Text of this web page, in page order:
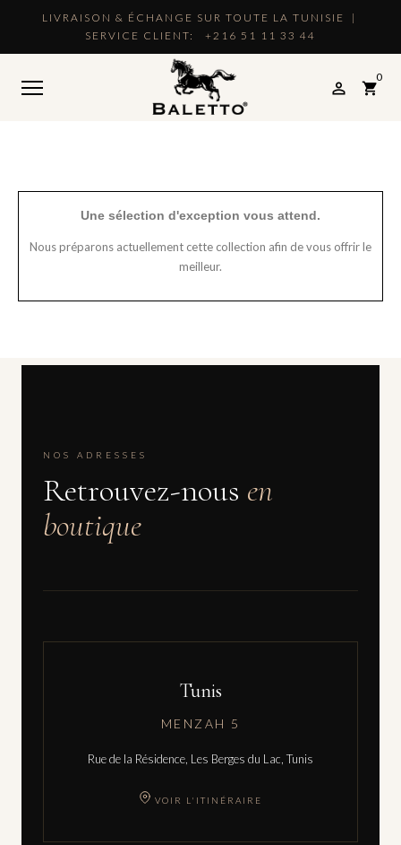
LIVRAISON & ÉCHANGE SUR TOUTE LA TUNISIE |
SERVICE CLIENT:
+216 51 11 33 44
 shopping_cart
0
Une sélection d'exception vous attend.
Nous préparons actuellement cette collection afin de vous offrir le
meilleur.
NOS ADRESSES
Retrouvez-nous en
boutique
Tunis
MENZAH 5
Rue de la Résidence, Les Berges du Lac, Tunis
VOIR L'ITINÉRAIRE